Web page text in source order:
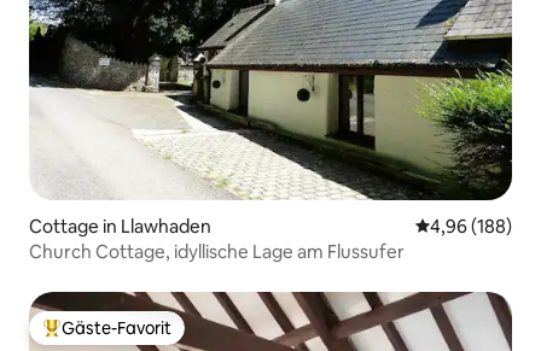
Cottage in Llawhaden
4,96 (188)
Church Cottage, idyllische Lage am Flussufer
Beliebter Gäste-Favorit.
Gäste-Favorit